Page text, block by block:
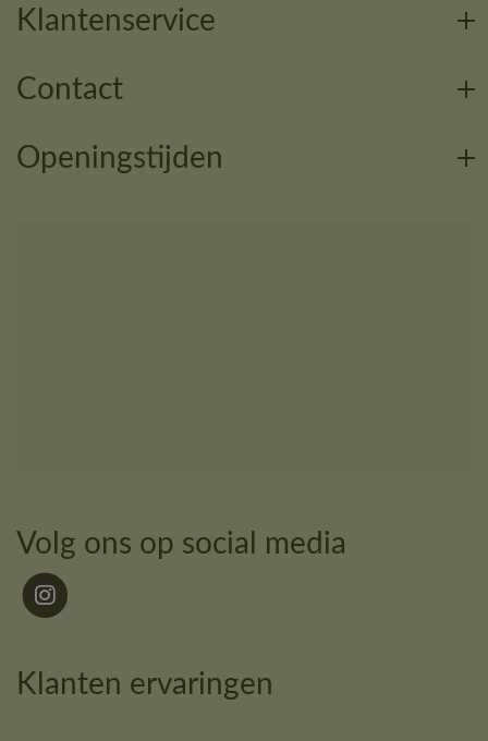
Klantenservice
Contact
Openingstijden
Volg ons op social media
Klanten ervaringen